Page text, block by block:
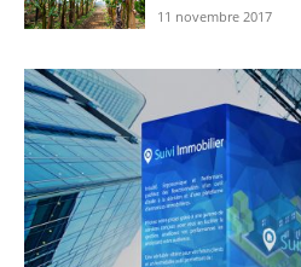
11 novembre 2017